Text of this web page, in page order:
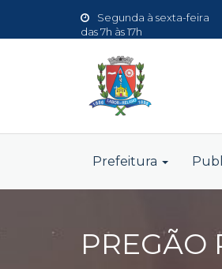
Segunda à sexta-feira
das 7h às 17h
Prefeitura
PREGÃO